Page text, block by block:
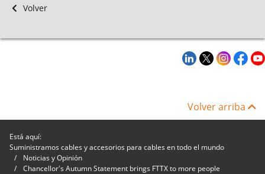
Volver
Volver arriba
Está aquí:
Suministramos cables y accesorios para cables en todo el mundo
Noticias y Opinión
Chancellor's Autumn Statement brings FTTX to more people